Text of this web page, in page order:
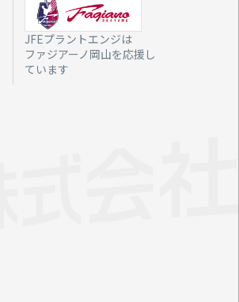
JFEプラントエンジは
ファジアーノ岡山を応援し
ています